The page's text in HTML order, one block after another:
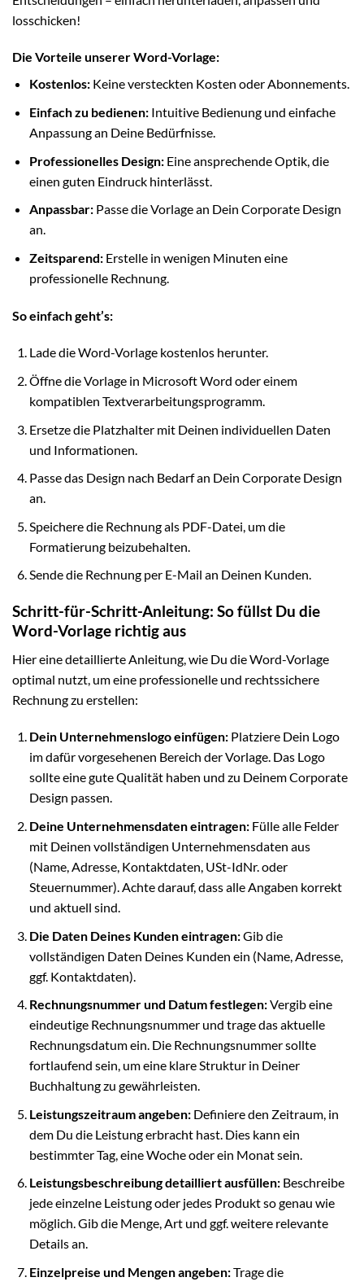
losschicken!
Die Vorteile unserer Word-Vorlage:
Kostenlos:Keine versteckten Kosten oder Abonnements.
Einfach zu bedienen:Intuitive Bedienung und einfache
Anpassung an Deine Bedürfnisse.
Professionelles Design:Eine ansprechende Optik, die
einen guten Eindruck hinterlässt.
Anpassbar:Passe die Vorlage an Dein Corporate Design
an.
Zeitsparend:Erstelle in wenigen Minuten eine
professionelle Rechnung.
So einfach geht’s:
Lade die Word-Vorlage kostenlos herunter.
Öffne die Vorlage in Microsoft Word oder einem
kompatiblen Textverarbeitungsprogramm.
Ersetze die Platzhalter mit Deinen individuellen Daten
und Informationen.
Passe das Design nach Bedarf an Dein Corporate Design
an.
Speichere die Rechnung als PDF-Datei, um die
Formatierung beizubehalten.
Sende die Rechnung per E-Mail an Deinen Kunden.
Schritt-für-Schritt-Anleitung: So füllst Du die
Word-Vorlage richtig aus
Hier eine detaillierte Anleitung, wie Du die Word-Vorlage
optimal nutzt, um eine professionelle und rechtssichere
Rechnung zu erstellen:
Dein Unternehmenslogo einfügen:Platziere Dein Logo
im dafür vorgesehenen Bereich der Vorlage. Das Logo
sollte eine gute Qualität haben und zu Deinem Corporate
Design passen.
Deine Unternehmensdaten eintragen:Fülle alle Felder
mit Deinen vollständigen Unternehmensdaten aus
(Name, Adresse, Kontaktdaten, USt-IdNr. oder
Steuernummer). Achte darauf, dass alle Angaben korrekt
und aktuell sind.
Die Daten Deines Kunden eintragen:Gib die
vollständigen Daten Deines Kunden ein (Name, Adresse,
ggf. Kontaktdaten).
Rechnungsnummer und Datum festlegen:Vergib eine
eindeutige Rechnungsnummer und trage das aktuelle
Rechnungsdatum ein. Die Rechnungsnummer sollte
fortlaufend sein, um eine klare Struktur in Deiner
Buchhaltung zu gewährleisten.
Leistungszeitraum angeben:Definiere den Zeitraum, in
dem Du die Leistung erbracht hast. Dies kann ein
bestimmter Tag, eine Woche oder ein Monat sein.
Leistungsbeschreibung detailliert ausfüllen:Beschreibe
jede einzelne Leistung oder jedes Produkt so genau wie
möglich. Gib die Menge, Art und ggf. weitere relevante
Details an.
Einzelpreise und Mengen angeben:Trage die